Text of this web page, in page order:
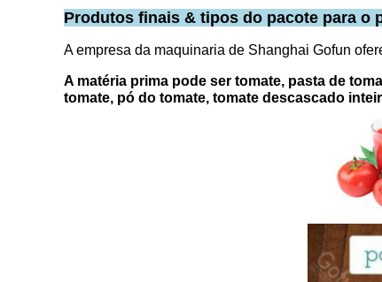
Produtos finais & tipos do pacote para o
A empresa da maquinaria de Shanghai Gofun
A matéria prima pode ser tomate, pasta de
tomate, pó do tomate, tomate descascado